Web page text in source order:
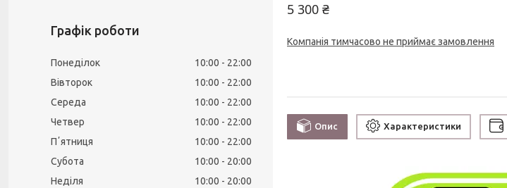
5 300 ₴
Компанія тимчасово не приймає замовлення
Опис Характеристики
Графік роботи
Понеділок 10:00
22:00
Вівторок
10:00
22:00
Середа
10:00
22:00
Четвер
10:00
22:00
Пʼятниця
10:00
22:00
Субота
10:00
20:00
Неділя
10:00 20:00